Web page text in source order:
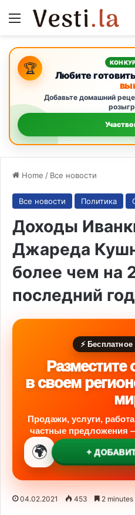
Menu
🏆 Любите
Добавьте домашний
Home / Все новости
Все новости Политика
Доходы
Джареда
более чем на
последний год
⚡
Разместите
в своем
Продажи, услуги,
частные предложения
🌍 +
04.02.2021 453 2 minutes